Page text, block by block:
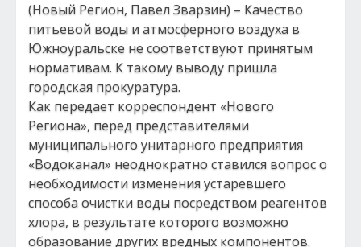
(Новый Регион, Павел Зварзин) – Качество
питьевой воды и атмосферного воздуха в
Южноуральске не соответствуют принятым
нормативам. К такому выводу пришла
городская прокуратура.
Как передает корреспондент «Нового
Региона», перед представителями
муниципального унитарного предприятия
«Водоканал» неоднократно ставился вопрос о
необходимости изменения устаревшего
способа очистки воды посредством реагентов
хлора, в результате которого возможно
образование других вредных компонентов.